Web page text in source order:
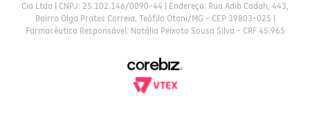
Cia Ltda | CNPJ: 25.102.146/0090-44 | Endereço: Rua Adib Cadah, 443,
Bairro Olga Prates Correia, Teófilo Otoni/MG - CEP 39803-025 |
Farmacêutica Responsável: Natália Peixoto Sousa Silva - CRF 45.965